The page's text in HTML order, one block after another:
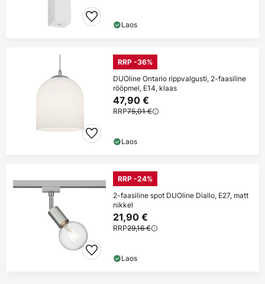
Laos
RRP -36%
DUOline Ontario rippvalgusti, 2-faasiline
rööpmel, E14, klaas
47,90 €
RRP75,01 €
Laos
RRP -24%
2-faasiline spot DUOline Diallo, E27, matt
nikkel
21,90 €
RRP29,16 €
Laos